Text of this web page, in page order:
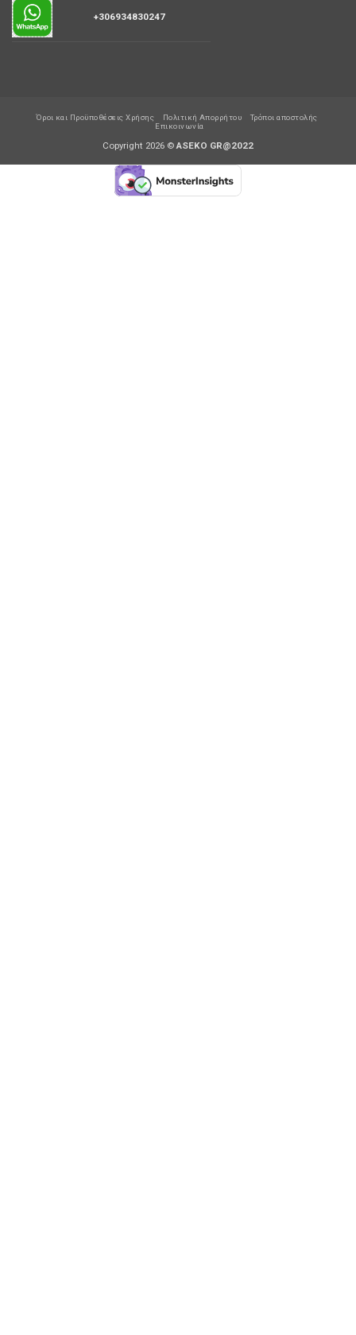
+306934830247
Όροι και Προϋποθέσεις Χρήσης Πολιτική Απορρήτου
Τρόποι αποστολής
Επικοινωνία
Copyright 2026 © ASEKO GR@2022